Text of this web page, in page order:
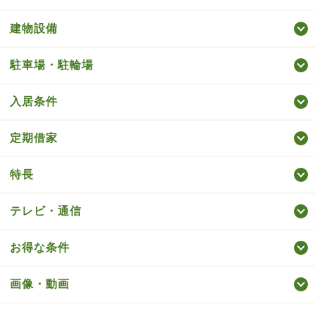
建物設備
駐車場・駐輪場
入居条件
定期借家
特長
テレビ・通信
お得な条件
画像・動画